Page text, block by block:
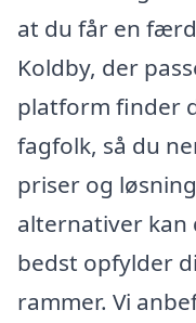
at du får en
Koldby, der
platform finder
fagfolk, så du
priser og
alternativer
bedst opfylder
rammer. Vi